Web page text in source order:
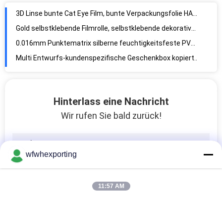
Breite 1240 besonders angefertigtes 1600mm kopieren Laser-Schutz-Film
roter metallisierter Plastik Film 12micron, zusammengesetzter Verpackenfarbhaustier-Film
Hinterlass eine Nachricht
Wir rufen Sie bald zurück!
wfwhexporting
11:57 AM